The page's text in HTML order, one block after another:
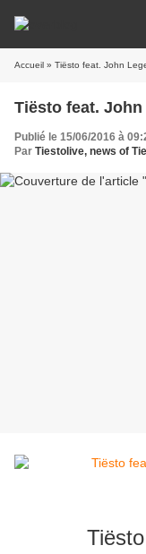
Accueil » Tiësto feat. John
Tiësto feat.
Publié le 15/06/2016 à
Par Tiestolive, news of